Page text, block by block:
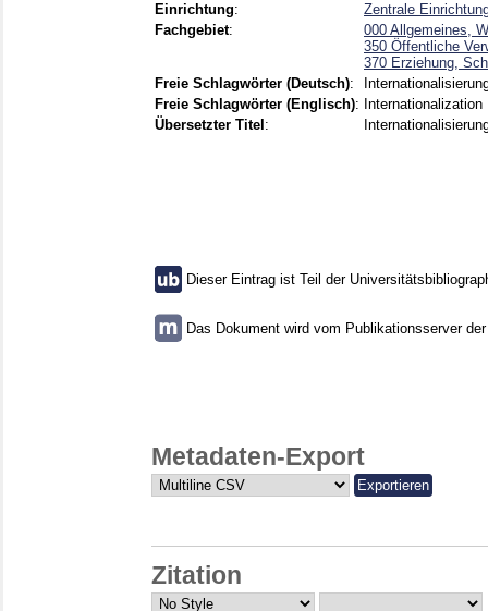
Einrichtung:
Zentrale
Fachgebiet:
000 Allgemeines,
350 Öffentliche
370 Erziehung,
Freie Schlagwörter (Deutsch):
Freie Schlagwörter (Englisch):
Übersetzter Titel :
Dieser Eintrag ist Teil der
Das Dokument wird vom Publikationsserver
Metadaten-Export
Zitation